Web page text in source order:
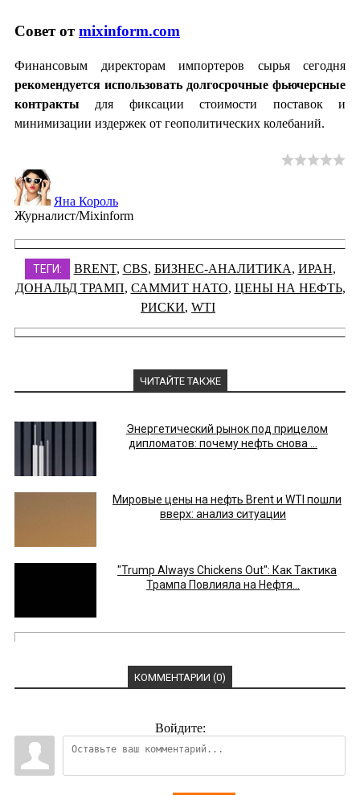
Совет отmixinform.com
Финансовым директорам импортеров сырья сегодня
рекомендуется использовать долгосрочные фьючерсные
контракты для фиксации стоимости поставок и
минимизации издержек от геополитических колебаний.
Яна Король
Журналист/Mixinform
ТЕГИ: BRENT, CBS, БИЗНЕС-АНАЛИТИКА, ИРАН,
ДОНАЛЬД ТРАМП, САММИТ НАТО, ЦЕНЫ НА НЕФТЬ,
РИСКИ, WTI
ЧИТАЙТЕ ТАКЖЕ
Энергетический рынок под прицелом
дипломатов: почему нефть снова ...
Мировые цены на нефть Brent и WTI пошли
вверх: анализ ситуации
"Trump Always Chickens Out": Как Тактика
Трампа Повлияла на Нефтя...
КОММЕНТАРИИ (0)
Войдите: